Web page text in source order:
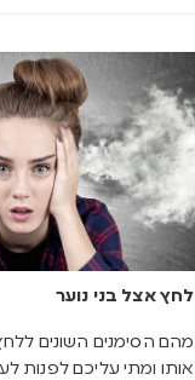
לחץ אצל בני נוער
מהם הסימנים השונים
אותו ומתי עליכם לפנות